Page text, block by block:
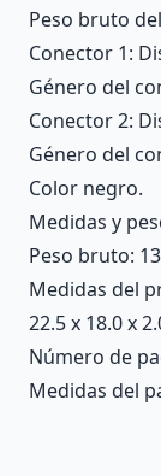
Peso bruto
Conector 1:
Género del
Conector 2:
Género del
Color negro.
Medidas y
Peso bruto:
Medidas del
22.5 x 18.0 x
Número de
Medidas del